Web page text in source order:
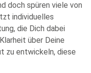
doch spüren viele von
individuelles
die Dich dabei
über Deine
zu entwickeln, diese